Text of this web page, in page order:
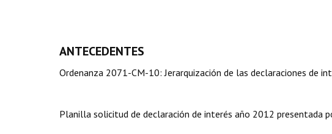
ANTECEDENTES
Ordenanza 2071-CM-10: Jerarquización de las declaraciones de
Planilla solicitud de declaración de interés año 2012 presentada